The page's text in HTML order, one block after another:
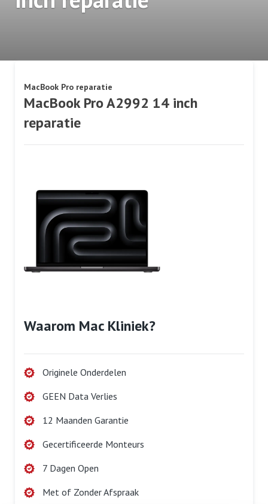
MacBook Pro reparatie
MacBook Pro A2992 14 inch
reparatie
Waarom Mac Kliniek?
Originele Onderdelen
GEEN Data Verlies
12 Maanden Garantie
Gecertificeerde Monteurs
7 Dagen Open
Met of Zonder Afspraak